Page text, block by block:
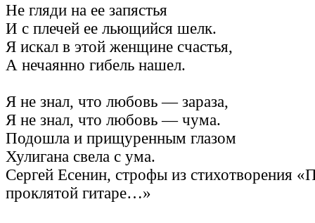
Не гляди на ее запястья
И с плечей ее льющийся шелк.
Я искал в этой женщине счастья,
А нечаянно гибель нашел.
Я не знал, что любовь — зараза,
Я не знал, что любовь — чума.
Подошла и прищуренным глазом
Хулигана свела с ума.
Сергей Есенин, строфы из стихотворения
проклятой гитаре…»